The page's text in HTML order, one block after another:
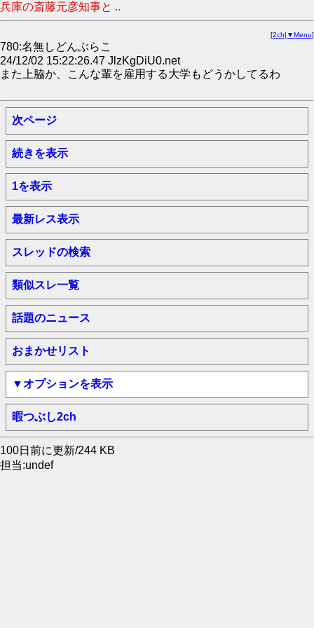
兵庫の斎藤元彦知事と ..
[2ch| ▼Menu]
780:名無しどんぶらこ
24/12/02 15:22:26.47 JlzKgDiU0.net
また上脇か、こんな輩を雇用する大学もどうかしてるわ
次ページ
続きを表示
1を表示
最新レス表示
スレッドの検索
類似スレ一覧
話題のニュース
おまかせリスト
▼オプションを表示
暇つぶし2ch
100日前に更新/244 KB
担当:undef